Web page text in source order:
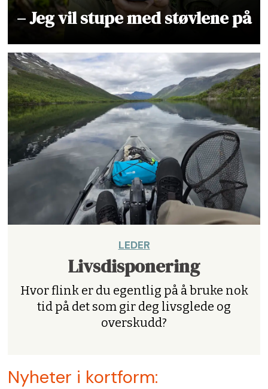
– Jeg vil stupe med støvlene på
LEDER
Livsdisponering
Hvor flink er du egentlig på å bruke nok
tid på det som gir deg livsglede og
overskudd?
Nyheter i kortform: